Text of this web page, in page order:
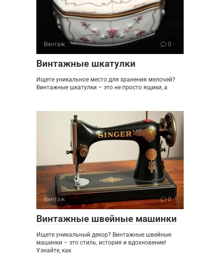
Винтаж 0
Винтажные шкатулки
Ищете уникальное место для хранения мелочей?
Винтажные шкатулки – это не просто ящики, а
Винтаж 0
Винтажные швейные машинки
Ищете уникальный декор? Винтажные швейные
машинки – это стиль, история и вдохновение!
Узнайте, как